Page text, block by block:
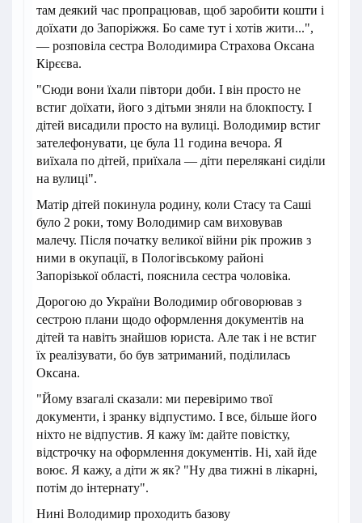
там деякий час пропрацював, щоб заробити кошти і
доїхати до Запоріжжя. Бо саме тут і хотів жити...",
— розповіла сестра Володимира Страхова Оксана
Кірєєва.
"Сюди вони їхали півтори доби. І він просто не
встиг доїхати, його з дітьми зняли на блокпосту. І
дітей висадили просто на вулиці. Володимир встиг
зателефонувати, це була 11 година вечора. Я
виїхала по дітей, приїхала — діти перелякані сиділи
на вулиці".
Матір дітей покинула родину, коли Стасу та Саші
було 2 роки, тому Володимир сам виховував
малечу. Після початку великої війни рік прожив з
ними в окупації, в Пологівському районі
Запорізької області, пояснила сестра чоловіка.
Дорогою до України Володимир обговорював з
сестрою плани щодо оформлення документів на
дітей та навіть знайшов юриста. Але так і не встиг
їх реалізувати, бо був затриманий, поділилась
Оксана.
"Йому взагалі сказали: ми перевіримо твої
документи, і зранку відпустимо. І все, більше його
ніхто не відпустив. Я кажу їм: дайте повістку,
відстрочку на оформлення документів. Ні, хай йде
воює. Я кажу, а діти ж як? "Ну два тижні в лікарні,
потім до інтернату".
Нині Володимир проходить базову